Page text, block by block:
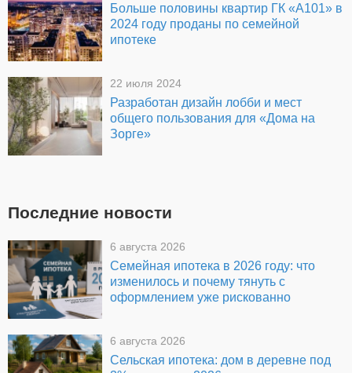
Больше половины квартир ГК «А101» в
2024 году проданы по семейной
ипотеке
22 июля 2024
Разработан дизайн лобби и мест
общего пользования для «Дома на
Зорге»
Последние новости
6 августа 2026
Семейная ипотека в 2026 году: что
изменилось и почему тянуть с
оформлением уже рискованно
6 августа 2026
Сельская ипотека: дом в деревне под